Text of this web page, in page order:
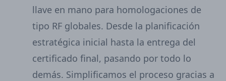
llave en mano para homologaciones de
tipo RF globales. Desde la planificación
estratégica inicial hasta la entrega del
certificado final, pasando por todo lo
demás. Simplificamos el proceso gracias a